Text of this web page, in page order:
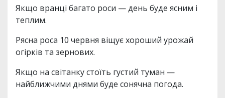
Якщо вранці багато роси — день буде ясним і
теплим.
Рясна роса 10 червня віщує хороший урожай
огірків та зернових.
Якщо на світанку стоїть густий туман —
найближчими днями буде сонячна погода.